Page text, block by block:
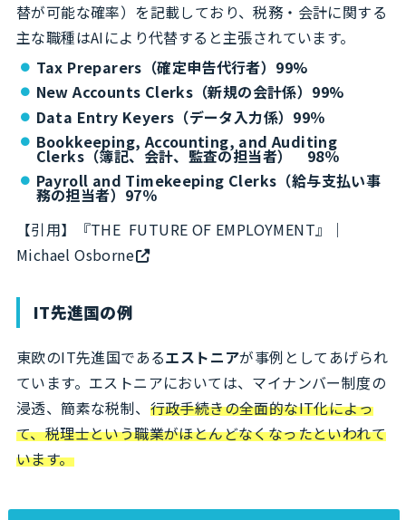
替が可能な確率）を記載しており、税務・会計に関する
主な職種はAIにより代替すると主張されています。
Tax Preparers（確定申告代行者）99%
New Accounts Clerks（新規の会計係）99%
Data Entry Keyers（データ入力係）99％
Bookkeeping, Accounting, and Auditing
Clerks（簿記、会計、監査の担当者） 98％
Payroll and Timekeeping Clerks（給与支払い事
務の担当者）97％
【引用】
『THE FUTURE OF EMPLOYMENT』｜
Michael Osborne
IT先進国の例
東欧のIT先進国であるエストニアが事例としてあげられ
ています。エストニアにおいては、マイナンバー制度の
浸透、簡素な税制、 行政手続きの全面的なIT化によっ
て、税理士という職業がほとんどなくなったといわれて
います。